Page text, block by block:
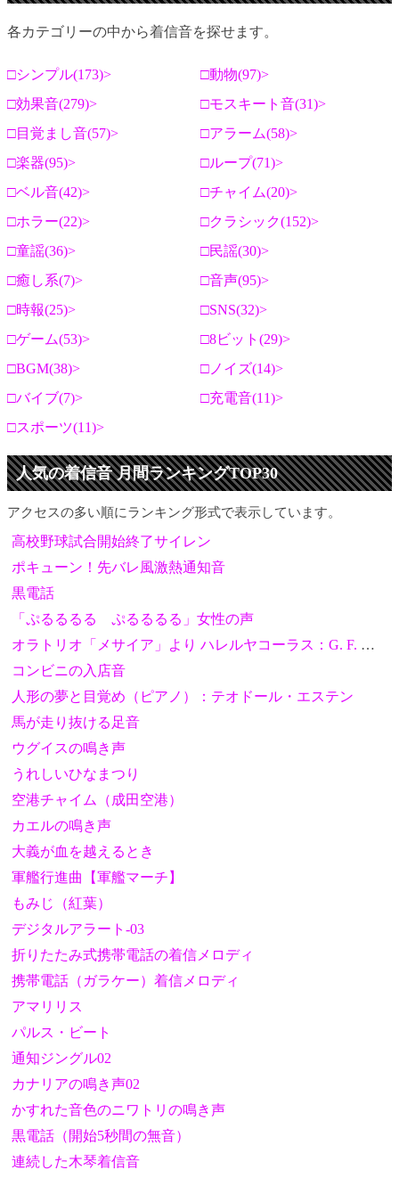
各カテゴリーの中から着信音を探せます。
シンプル(173)
動物(97)
効果音(279)
モスキート音(31)
目覚まし音(57)
アラーム(58)
楽器(95)
ループ(71)
ベル音(42)
チャイム(20)
ホラー(22)
クラシック(152)
童謡(36)
民謡(30)
癒し系(7)
音声(95)
時報(25)
SNS(32)
ゲーム(53)
8ビット(29)
BGM(38)
ノイズ(14)
バイブ(7)
充電音(11)
スポーツ(11)
人気の着信音 月間ランキングTOP30
アクセスの多い順にランキング形式で表示しています。
高校野球試合開始終了サイレン
ポキューン！先バレ風激熱通知音
黒電話
「ぷるるるる ぷるるるる」女性の声
オラトリオ「メサイア」より ハレルヤコーラス：G. F. ヘンデル
コンビニの入店音
人形の夢と目覚め（ピアノ）：テオドール・エステン
馬が走り抜ける足音
ウグイスの鳴き声
うれしいひなまつり
空港チャイム（成田空港）
カエルの鳴き声
大義が血を越えるとき
軍艦行進曲【軍艦マーチ】
もみじ（紅葉）
デジタルアラート-03
折りたたみ式携帯電話の着信メロディ
携帯電話（ガラケー）着信メロディ
アマリリス
パルス・ビート
通知ジングル02
カナリアの鳴き声02
かすれた音色のニワトリの鳴き声
黒電話（開始5秒間の無音）
連続した木琴着信音